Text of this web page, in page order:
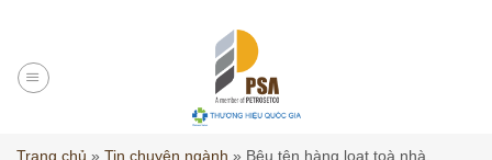
content
Trang chủ » Tin chuyên ngành » Bêu tên hàng loạt toà nhà,